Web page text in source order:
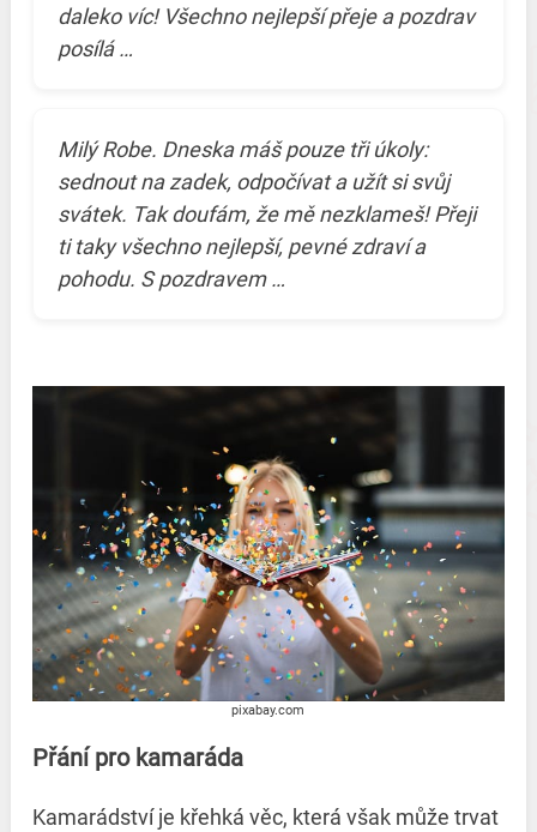
daleko víc! Všechno nejlepší přeje a pozdrav
posílá …
Milý Robe. Dneska máš pouze tři úkoly:
sednout na zadek, odpočívat a užít si svůj
svátek. Tak doufám, že mě nezklameš! Přeji
ti taky všechno nejlepší, pevné zdraví a
pohodu. S pozdravem …
pixabay.com
Přání pro kamaráda
Kamarádství je křehká věc, která však může trvat